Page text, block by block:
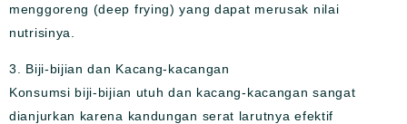
menggoreng (deep frying) yang dapat merusak nilai
nutrisinya.
3. Biji-bijian dan Kacang-kacangan
Konsumsi biji-bijian utuh dan kacang-kacangan sangat
dianjurkan karena kandungan serat larutnya efektif